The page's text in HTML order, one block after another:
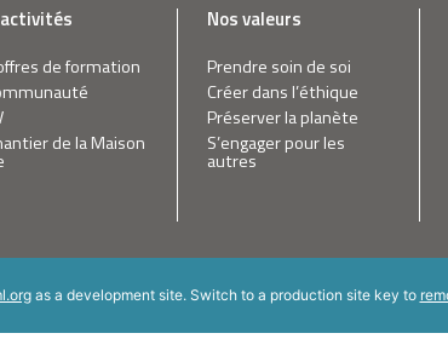
de formation
de la Maison
Nos valeurs
Prendre soin de soi
Créer dans l’éthique
Préserver la planète
S’engager pour les
autres
as a development site. Switch to a production site key to